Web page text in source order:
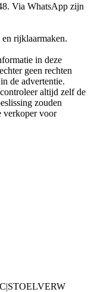
Via WhatsApp zijn
rijklaarmaken.
in deze
geen rechten
de advertentie.
altijd zelf de
zouden
verkoper voor